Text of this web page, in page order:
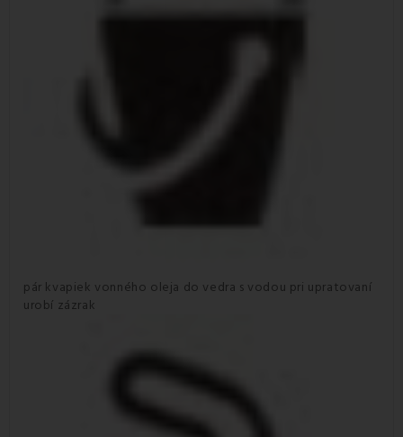
pár kvapiek vonného oleja do vedra s vodou pri upratovaní
urobí zázrak